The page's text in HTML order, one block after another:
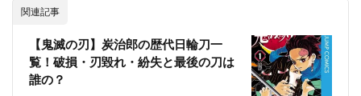
関連記事
【鬼滅の刃】炭治郎の歴代日輪刀一
覧！破損・刃毀れ・紛失と最後の刀は
誰の？